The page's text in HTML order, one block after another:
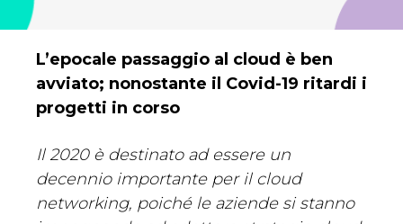
L’epocale passaggio al cloud è ben
avviato; nonostante il Covid-19 ritardi i
progetti in corso
Il 2020 è destinato ad essere un
decennio importante per il cloud
networking, poiché le aziende si stanno